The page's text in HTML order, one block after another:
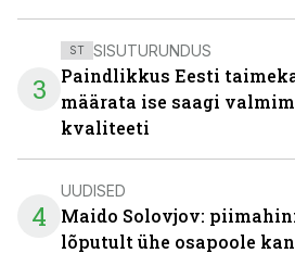
3
ST SISUTURUNDUS
Paindlikkus Eesti
määrata ise saagi
kvaliteeti
4
UUDISED
Maido Solovjov:
lõputult ühe osapoole